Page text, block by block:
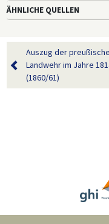
ÄHNLICHE QUELLEN
Auszug der
Landwehr im Jahre
(1860/61)